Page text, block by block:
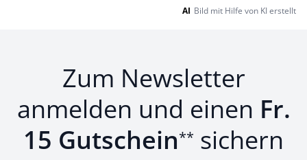
AI Bild mit Hilfe von KI erstellt
Zum Newsletter
anmelden und einen Fr.
15 Gutschein** sichern